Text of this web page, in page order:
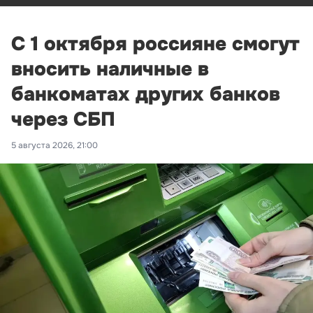
С 1 октября россияне смогут
вносить наличные в
банкоматах других банков
через СБП
5 августа 2026, 21:00